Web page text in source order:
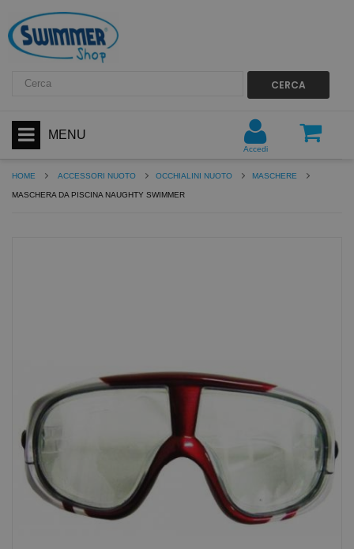
CERCA
MENU
Accedi
HOME ACCESSORI NUOTO OCCHIALINI NUOTO MASCHERE
MASCHERA DA PISCINA NAUGHTY SWIMMER